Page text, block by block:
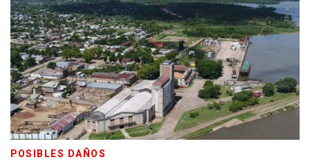
POSIBLES DAÑOS